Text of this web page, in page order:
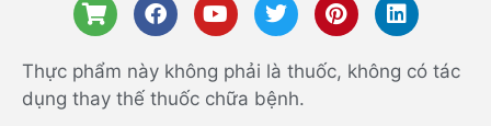
Thực phẩm này không phải là thuốc, không có tác
dụng thay thế thuốc chữa bệnh.